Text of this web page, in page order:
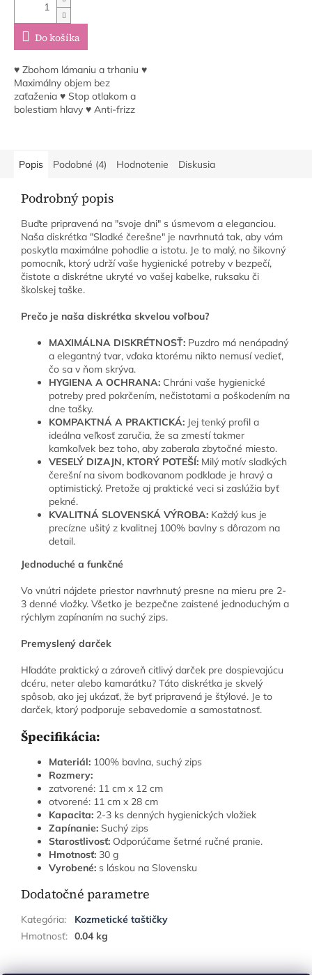
Do košíka
♥ Zbohom lámaniu a trhaniu ♥
Maximálny objem bez
zaťaženia ♥ Stop otlakom a
bolestiam hlavy ♥ Anti-frizz
Popis Podobné (4) Hodnotenie Diskusia
Podrobný popis
Buďte pripravená na "svoje dni" s úsmevom a eleganciou.
Naša diskrétka "Sladké čerešne" je navrhnutá tak, aby vám
poskytla maximálne pohodlie a istotu. Je to malý, no šikovný
pomocník, ktorý udrží vaše hygienické potreby v bezpečí,
čistote a diskrétne ukryté vo vašej kabelke, ruksaku či
školskej taške.
Prečo je naša diskrétka skvelou voľbou?
MAXIMÁLNA DISKRÉTNOSŤ: Puzdro má nenápadný
a elegantný tvar, vďaka ktorému nikto nemusí vedieť,
čo sa v ňom skrýva.
HYGIENA A OCHRANA: Chráni vaše hygienické
potreby pred pokrčením, nečistotami a poškodením na
dne tašky.
KOMPAKTNÁ A PRAKTICKÁ: Jej tenký profil a
ideálna veľkosť zaručia, že sa zmestí takmer
kamkoľvek bez toho, aby zaberala zbytočné miesto.
VESELÝ DIZAJN, KTORÝ POTEŠÍ: Milý motív sladkých
čerešní na sivom bodkovanom podklade je hravý a
optimistický. Pretože aj praktické veci si zaslúžia byť
pekné.
KVALITNÁ SLOVENSKÁ VÝROBA: Každý kus je
precízne ušitý z kvalitnej 100% bavlny s dôrazom na
detail.
Jednoduché a funkčné
Vo vnútri nájdete priestor navrhnutý presne na mieru pre 2-
3 denné vložky. Všetko je bezpečne zaistené jednoduchým a
rýchlym zapínaním na suchý zips.
Premyslený darček
Hľadáte praktický a zároveň citlivý darček pre dospievajúcu
dcéru, neter alebo kamarátku? Táto diskrétka je skvelý
spôsob, ako jej ukázať, že byť pripravená je štýlové. Je to
darček, ktorý podporuje sebavedomie a samostatnosť.
Špecifikácia:
Materiál: 100% bavlna, suchý zips
Rozmery:
zatvorené: 11 cm x 12 cm
otvorené: 11 cm x 28 cm
Kapacita: 2-3 ks denných hygienických vložiek
Zapínanie: Suchý zips
Starostlivosť: Odporúčame šetrné ručné pranie.
Hmotnosť: 30 g
Vyrobené: s láskou na Slovensku
Dodatočné parametre
Kategória:
Kozmetické taštičky
Hmotnosť: 0.04 kg